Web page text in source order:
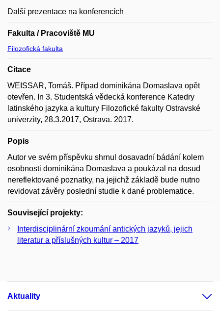
Další prezentace na konferencích
Fakulta / Pracoviště MU
Filozofická fakulta
Citace
WEISSAR, Tomáš. Případ dominikána Domaslava opět
otevřen. In 3. Studentská vědecká konference Katedry
latinského jazyka a kultury Filozofické fakulty Ostravské
univerzity, 28.3.2017, Ostrava. 2017.
Popis
Autor ve svém příspěvku shrnul dosavadní bádání kolem
osobnosti dominikána Domaslava a poukázal na dosud
nereflektované poznatky, na jejichž základě bude nutno
revidovat závěry poslední studie k dané problematice.
Související projekty:
Interdisciplinární zkoumání antických jazyků, jejich
literatur a příslušných kultur – 2017
Aktuality